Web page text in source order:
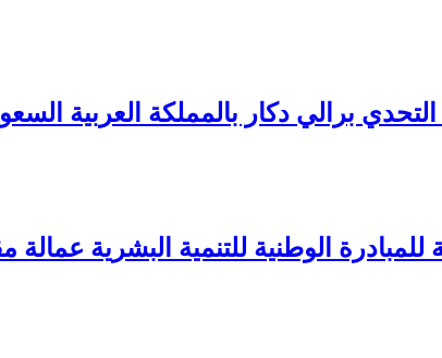
برالي دكار بالمملكة العربية
للمبادرة الوطنية للتنمية البشرية